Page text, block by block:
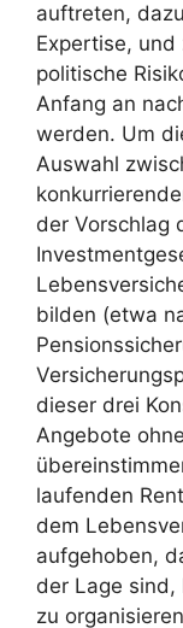
auftreten,
Expertise,
politische
Anfang an
werden. Um
Auswahl
der Vorschlag
bilden (etwa
dieser drei
Angebote
laufenden
dem
aufgehoben,
der Lage sind,
zu